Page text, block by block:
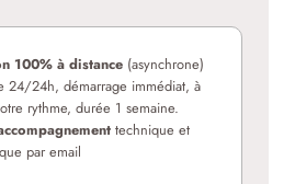
100% à distance (asynchrone)
24/24h, démarrage immédiat, à
rythme, durée 1 semaine.
technique et
par email